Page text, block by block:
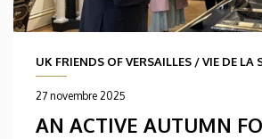
UK FRIENDS OF VERSAILLES /VIE DE LA
27 novembre 2025
AN ACTIVE AUTUMN